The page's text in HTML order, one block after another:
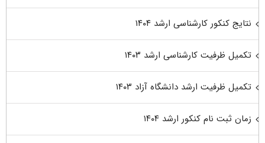
نتایج کنکور کارشناسی ارشد ۱۴۰۴
تکمیل ظرفیت کارشناسی ارشد ۱۴۰۳
تکمیل ظرفیت ارشد دانشگاه آزاد ۱۴۰۳
زمان ثبت نام کنکور ارشد ۱۴۰۴